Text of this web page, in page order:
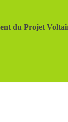
du Projet